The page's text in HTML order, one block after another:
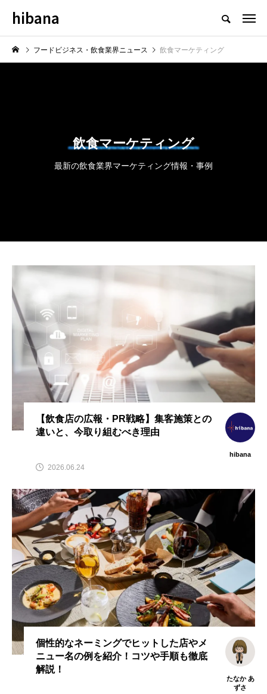
フードビジネス・飲食業界のニュースメディア
飲食マーケティング
【2026年最新】注目の飲食店フ
ランチャイズブランド特集｜これ
から伸びるおすすめFC10選
2026.07.30
飲食DX
経営＆フードビジネス専用の商
品・サービス紹介｜2026年7月
hibana
フードビジネス・飲食業界ニュース 飲食マーケティング
飲食マーケティング
最新の飲食業界マーケティング情報・事例
【飲食店の広報・PR戦略】集客施策との
違いと、今取り組むべき理由
hibana
2026.06.24
個性的なネーミングでヒットした店やメ
ニュー名の例を紹介！コツや手順も徹底
解説！
たなか あ
ずさ